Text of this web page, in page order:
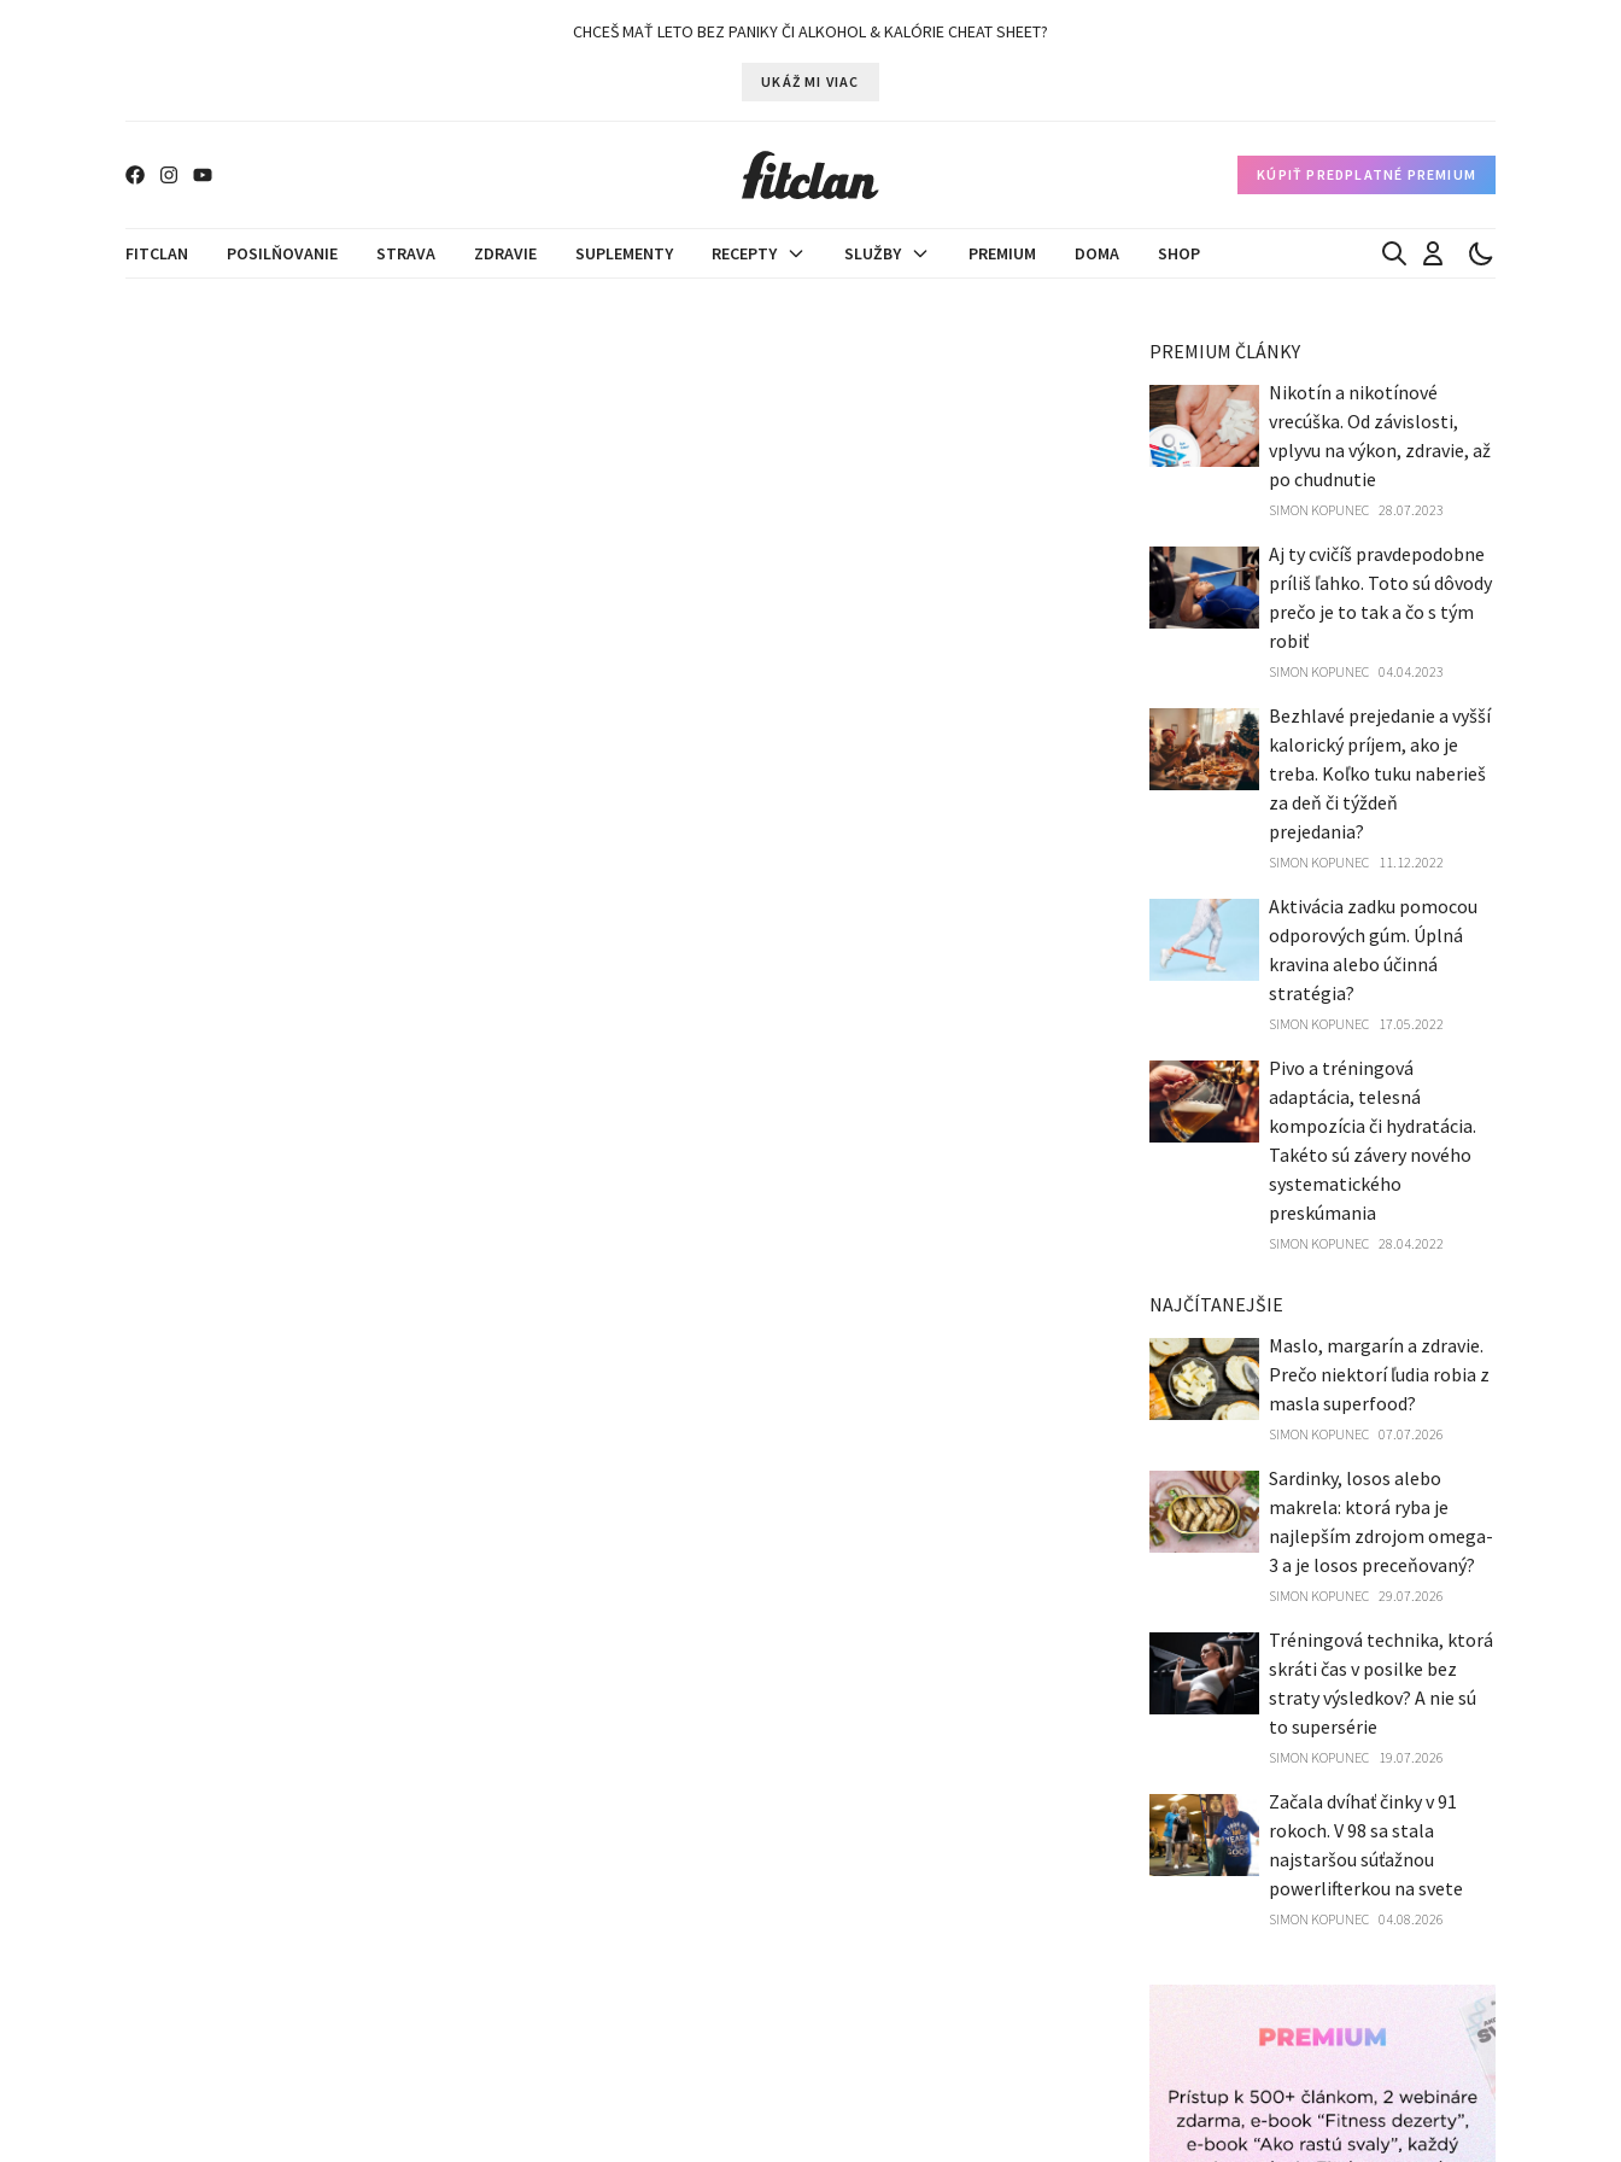
CHCEŠ MAŤ LETO BEZ PANIKY ČI ALKOHOL & KALÓRIE CHEAT SHEET?
UKÁŽ MI VIAC
KÚPIŤ PREDPLATNÉ PREMIUM
FITCLAN POSILŇOVANIE STRAVA ZDRAVIE SUPLEMENTY RECEPTY SLUŽBY PREMIUM DOMA SHOP
PREMIUM ČLÁNKY
Nikotín a nikotínové
vrecúška. Od závislosti,
vplyvu na výkon, zdravie, až
po chudnutie
SIMON KOPUNEC 28.07.2023
Aj ty cvičíš pravdepodobne
príliš ľahko. Toto sú dôvody
prečo je to tak a čo s tým
robiť
SIMON KOPUNEC 04.04.2023
Bezhlavé prejedanie a vyšší
kalorický príjem, ako je
treba. Koľko tuku naberieš
za deň či týždeň
prejedania?
SIMON KOPUNEC 11.12.2022
Aktivácia zadku pomocou
odporových gúm. Úplná
kravina alebo účinná
stratégia?
SIMON KOPUNEC 17.05.2022
Pivo a tréningová
adaptácia, telesná
kompozícia či hydratácia.
Takéto sú závery nového
systematického
preskúmania
SIMON KOPUNEC 28.04.2022
NAJČÍTANEJŠIE
Maslo, margarín a zdravie.
Prečo niektorí ľudia robia z
masla superfood?
SIMON KOPUNEC 07.07.2026
Sardinky, losos alebo
makrela: ktorá ryba je
najlepším zdrojom omega-
3 a je losos preceňovaný?
SIMON KOPUNEC 29.07.2026
Tréningová technika, ktorá
skráti čas v posilke bez
straty výsledkov? A nie sú
to supersérie
SIMON KOPUNEC 19.07.2026
Začala dvíhať činky v 91
rokoch. V 98 sa stala
najstaršou súťažnou
powerlifterkou na svete
SIMON KOPUNEC 04.08.2026